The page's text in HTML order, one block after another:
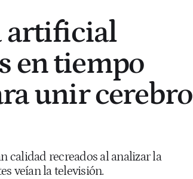
artificial
en tiempo
unir cerebro
calidad recreados al analizar la
veían la televisión.